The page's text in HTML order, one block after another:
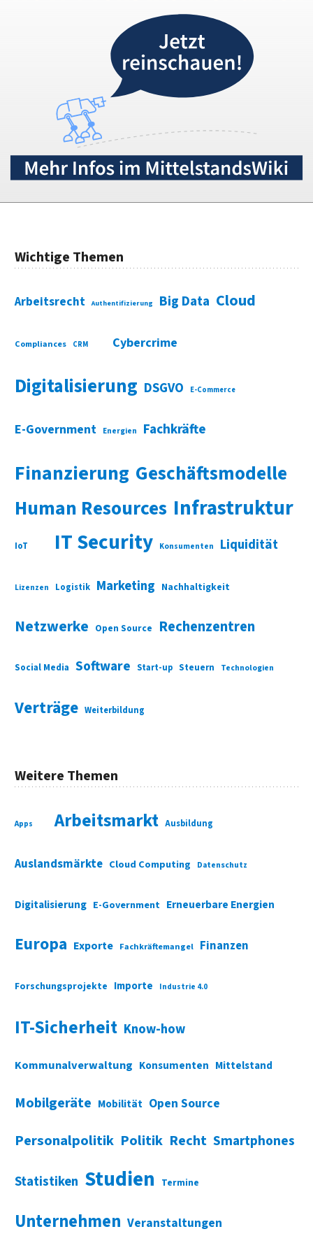
Wichtige Themen
Arbeitsrecht Authentifizierung Big Data Cloud
Compliances CRM Cybercrime
Digitalisierung DSGVO E-Commerce
E-Government Energien Fachkräfte
Finanzierung Geschäftsmodelle
Human Resources Infrastruktur
IoT IT Security Konsumenten Liquidität
Lizenzen Logistik Marketing Nachhaltigkeit
Netzwerke Open Source Rechenzentren
Social Media Software Start-up Steuern Technologien
Verträge Weiterbildung
Weitere Themen
Apps Arbeitsmarkt Ausbildung
Auslandsmärkte Cloud Computing Datenschutz
Digitalisierung E-Government Erneuerbare Energien
Europa Exporte Fachkräftemangel Finanzen
Forschungsprojekte Importe Industrie 4.0
IT-Sicherheit Know-how
Kommunalverwaltung Konsumenten Mittelstand
Mobilgeräte Mobilität Open Source
Personalpolitik Politik Recht Smartphones
Statistiken Studien Termine
Unternehmen Veranstaltungen